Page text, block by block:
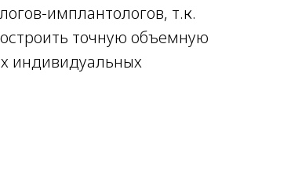
имплантологов, т.к.
точную объемную
индивидуальных